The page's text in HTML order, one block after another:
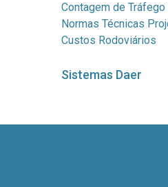
Contagem de
Normas Técnicas
Custos Rodoviários
Sistemas Daer